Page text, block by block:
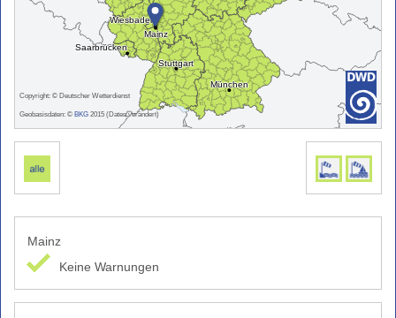
Grasbrand)
Warnindizes
Unwetterwarnkriterien
Binnenseewarnungen
Hitze-
und
UV-
Warnungen
Copyright: © Deutscher Wetterdienst
Geobasisdaten: © BKG 2015 (Daten verändert)
Mainz
Keine Warnungen